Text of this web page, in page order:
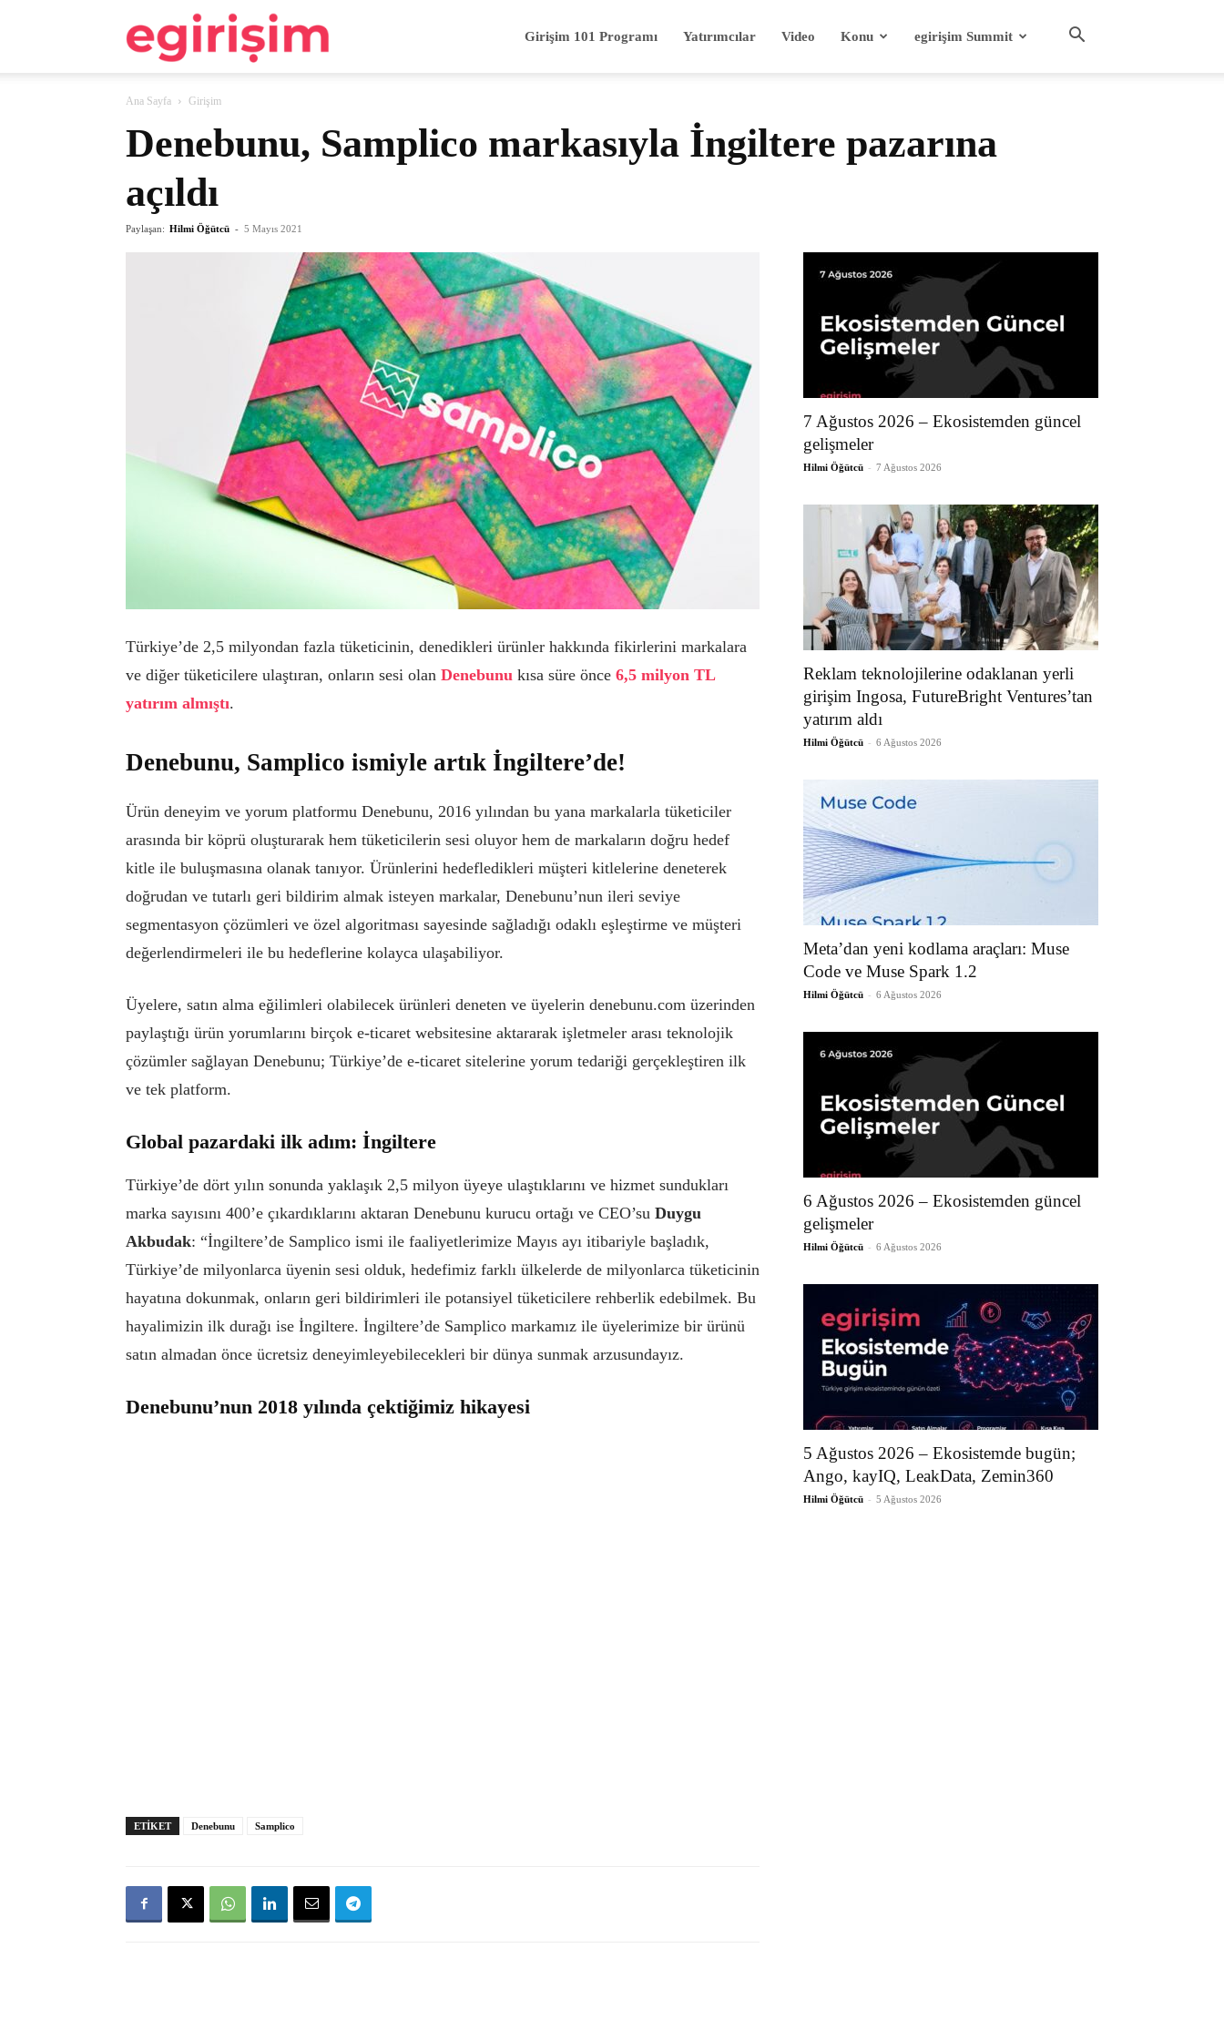
egirişim Girişim 101 Programı Yatırımcılar Video Konu egirişim Summit
Ana Sayfa Girişim
Denebunu, Samplico markasıyla İngiltere pazarına
açıldı
Paylaşan: Hilmi Öğütcü - 5 Mayıs 2021
Türkiye’de 2,5 milyondan fazla tüketicinin, denedikleri ürünler hakkında fikirlerini markalara
ve diğer tüketicilere ulaştıran, onların sesi olan Denebunu kısa süre önce 6,5 milyon TL
yatırım almıştı.
Denebunu, Samplico ismiyle artık İngiltere’de!
Ürün deneyim ve yorum platformu Denebunu, 2016 yılından bu yana markalarla tüketiciler
arasında bir köprü oluşturarak hem tüketicilerin sesi oluyor hem de markaların doğru hedef
kitle ile buluşmasına olanak tanıyor. Ürünlerini hedefledikleri müşteri kitlelerine deneterek
doğrudan ve tutarlı geri bildirim almak isteyen markalar, Denebunu’nun ileri seviye
segmentasyon çözümleri ve özel algoritması sayesinde sağladığı odaklı eşleştirme ve müşteri
değerlendirmeleri ile bu hedeflerine kolayca ulaşabiliyor.
Üyelere, satın alma eğilimleri olabilecek ürünleri deneten ve üyelerin denebunu.com üzerinden
paylaştığı ürün yorumlarını birçok e-ticaret websitesine aktararak işletmeler arası teknolojik
çözümler sağlayan Denebunu; Türkiye’de e-ticaret sitelerine yorum tedariği gerçekleştiren ilk
ve tek platform.
Global pazardaki ilk adım: İngiltere
Türkiye’de dört yılın sonunda yaklaşık 2,5 milyon üyeye ulaştıklarını ve hizmet sundukları
marka sayısını 400’e çıkardıklarını aktaran Denebunu kurucu ortağı ve CEO’su Duygu
Akbudak: “İngiltere’de Samplico ismi ile faaliyetlerimize Mayıs ayı itibariyle başladık,
Türkiye’de milyonlarca üyenin sesi olduk, hedefimiz farklı ülkelerde de milyonlarca tüketicinin
hayatına dokunmak, onların geri bildirimleri ile potansiyel tüketicilere rehberlik edebilmek. Bu
hayalimizin ilk durağı ise İngiltere. İngiltere’de Samplico markamız ile üyelerimize bir ürünü
satın almadan önce ücretsiz deneyimleyebilecekleri bir dünya sunmak arzusundayız.
Denebunu’nun 2018 yılında çektiğimiz hikayesi
ETIKET Denebunu Samplico
7 Ağustos 2026 – Ekosistemden güncel
gelişmeler
Hilmi Öğütcü - 7 Ağustos 2026
Reklam teknolojilerine odaklanan yerli
girişim Ingosa, FutureBright Ventures’tan
yatırım aldı
Hilmi Öğütcü - 6 Ağustos 2026
Meta’dan yeni kodlama araçları: Muse
Code ve Muse Spark 1.2
Hilmi Öğütcü - 6 Ağustos 2026
6 Ağustos 2026 – Ekosistemden güncel
gelişmeler
Hilmi Öğütcü - 6 Ağustos 2026
5 Ağustos 2026 – Ekosistemde bugün;
Ango, kayIQ, LeakData, Zemin360
Hilmi Öğütcü - 5 Ağustos 2026